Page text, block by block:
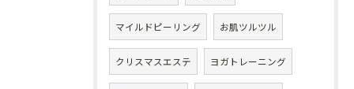
マイルドピーリング お肌ツルツル
クリスマスエステ ヨガトレーニング